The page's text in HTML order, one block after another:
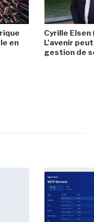
en
Cyrille Elsen
L'avenir
gestion de